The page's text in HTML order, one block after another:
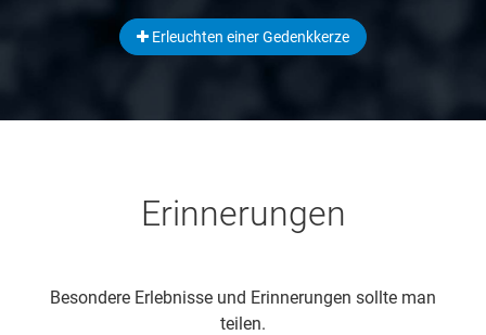
Erleuchten einer Gedenkkerze
Erinnerungen
Besondere Erlebnisse und Erinnerungen sollte man
teilen.